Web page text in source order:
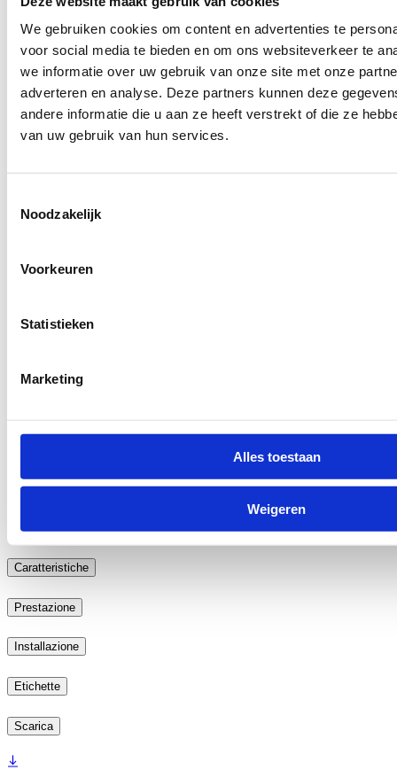
We gebruiken cookies om content en advertenties te
voor social media te bieden en om ons websiteverkeer te
we informatie over uw gebruik van onze site met onze
adverteren en analyse. Deze partners kunnen deze
andere informatie die u aan ze heeft verstrekt of die ze
van uw gebruik van hun services.
Noodzakelijk
Voorkeuren
Statistieken
Marketing
Alles toestaan
Weigeren
Aggiungi campione gratuito al carrello
Aggiungi la scheda di campioni gratuita al carrello
Scarica tutte le immagini (low-res)
Caratteristiche
Prestazione
Installazione
Etichette
Scarica